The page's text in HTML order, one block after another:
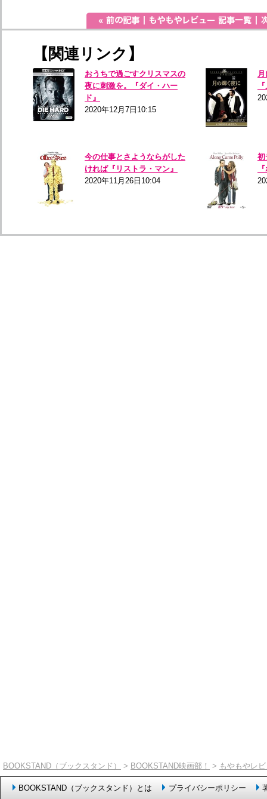
【関連リンク】
おうちで過ごすクリスマスの
夜に刺激を。『ダイ・ハー
ド』
2020年12月7日10:15
今の仕事とさようならがした
ければ『リストラ・マン』
2020年11月26日10:04
初
BOOKSTAND（ブックスタンド） > BOOKSTAND映画部！ > もやもやレ
BOOKSTAND（ブックスタンド）とは プライバシーポリシー